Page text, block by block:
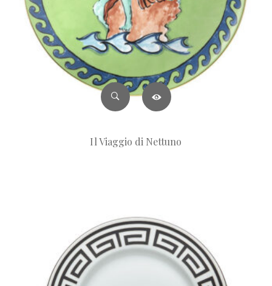
Il Viaggio di Nettuno